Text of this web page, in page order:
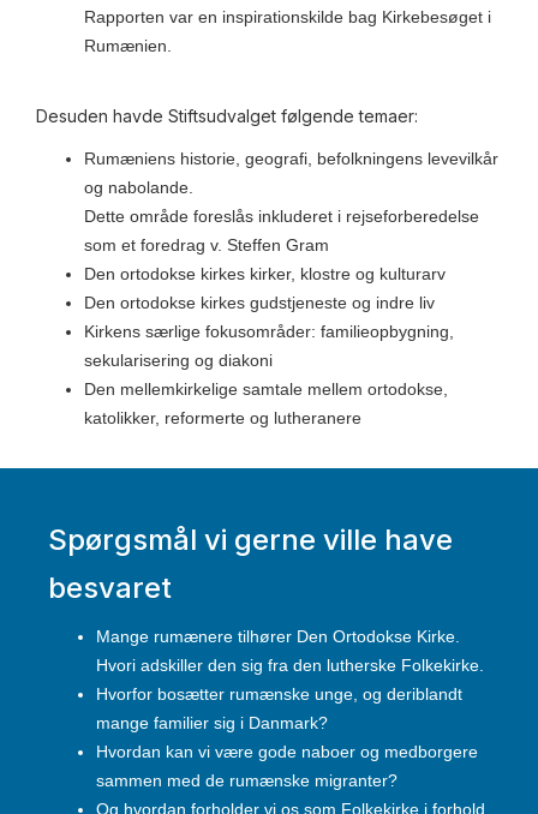
Rapporten var en inspirationskilde bag Kirkebesøget i
Rumænien.
Desuden havde Stiftsudvalget følgende temaer:
Rumæniens historie, geografi, befolkningens levevilkår
og nabolande.
Dette område foreslås inkluderet i rejseforberedelse
som et foredrag v. Steffen Gram
Den ortodokse kirkes kirker, klostre og kulturarv
Den ortodokse kirkes gudstjeneste og indre liv
Kirkens særlige fokusområder: familieopbygning,
sekularisering og diakoni
Den mellemkirkelige samtale mellem ortodokse,
katolikker, reformerte og lutheranere
Spørgsmål vi gerne ville have
besvaret
Mange rumænere tilhører Den Ortodokse Kirke.
Hvori adskiller den sig fra den lutherske Folkekirke.
Hvorfor bosætter rumænske unge, og deriblandt
mange familier sig i Danmark?
Hvordan kan vi være gode naboer og medborgere
sammen med de rumænske migranter?
Og hvordan forholder vi os som Folkekirke i forhold